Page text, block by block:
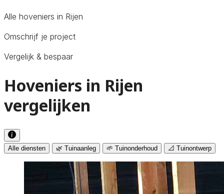
Alle hoveniers in Rijen
Omschrijf je project
Vergelijk & bespaar
Hoveniers in Rijen
vergelijken
Alle diensten 🌿 Tuinaanleg 🌱 Tuinonderhoud 📐 Tuinontwerp